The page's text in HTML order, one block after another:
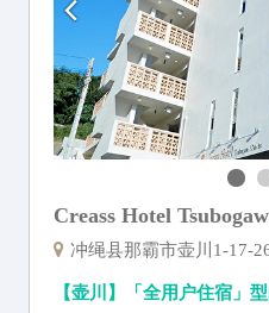
Creass Hotel
冲绳县那霸市壶川1-17-
【壶川】「全用户住宿」